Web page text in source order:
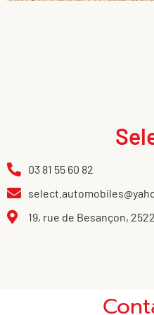
03 81 55 60 82
19, rue de Besançon,